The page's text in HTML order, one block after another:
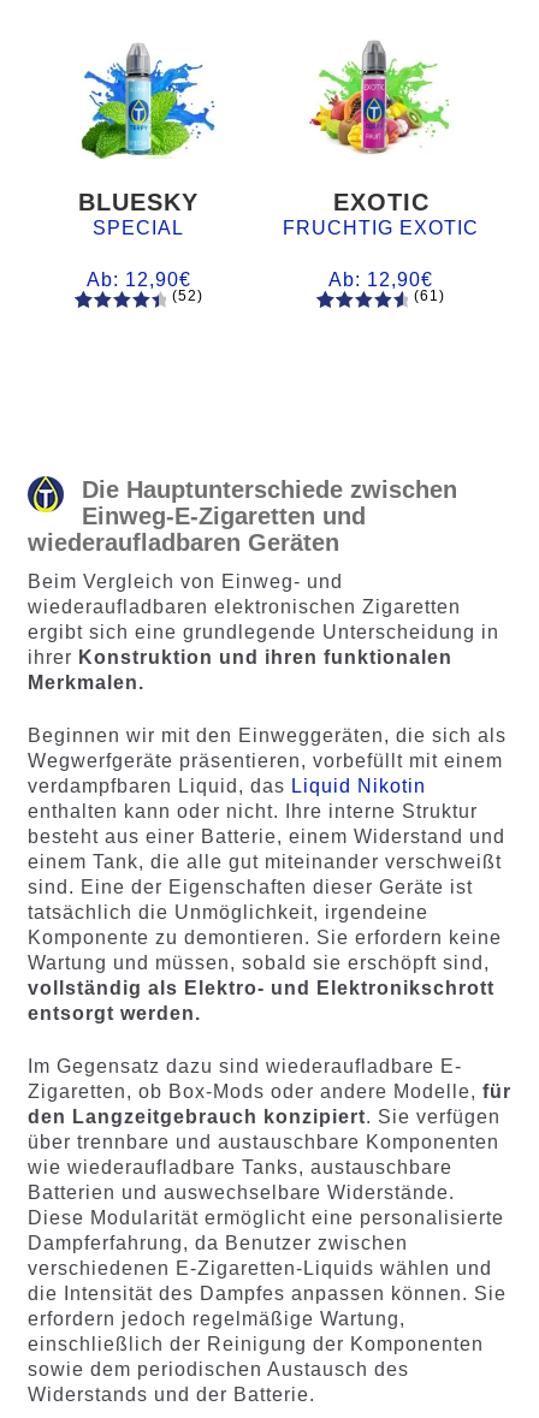
BLUESKY
SPECIAL
Ab: 12,90€
ewertung
en
(52)
EXOTIC
FRUCHTIG EXOTIC
Ab: 12,90€
ewertung
en
(61)
Die Hauptunterschiede zwischen
Einweg-E-Zigaretten und
wiederaufladbaren Geräten
Beim Vergleich von Einweg- und
wiederaufladbaren elektronischen Zigaretten
ergibt sich eine grundlegende Unterscheidung in
ihrer Konstruktion und ihren funktionalen
Merkmalen.
Beginnen wir mit den Einweggeräten, die sich als
Wegwerfgeräte präsentieren, vorbefüllt mit einem
verdampfbaren Liquid, das Liquid Nikotin
enthalten kann oder nicht. Ihre interne Struktur
besteht aus einer Batterie, einem Widerstand und
einem Tank, die alle gut miteinander verschweißt
sind. Eine der Eigenschaften dieser Geräte ist
tatsächlich die Unmöglichkeit, irgendeine
Komponente zu demontieren. Sie erfordern keine
Wartung und müssen, sobald sie erschöpft sind,
vollständig als Elektro- und Elektronikschrott
entsorgt werden.
Im Gegensatz dazu sind wiederaufladbare E-
Zigaretten, ob Box-Mods oder andere Modelle, für
den Langzeitgebrauch konzipiert. Sie verfügen
über trennbare und austauschbare Komponenten
wie wiederaufladbare Tanks, austauschbare
Batterien und auswechselbare Widerstände.
Diese Modularität ermöglicht eine personalisierte
Dampferfahrung, da Benutzer zwischen
verschiedenen E-Zigaretten-Liquids wählen und
die Intensität des Dampfes anpassen können. Sie
erfordern jedoch regelmäßige Wartung,
einschließlich der Reinigung der Komponenten
sowie dem periodischen Austausch des
Widerstands und der Batterie.